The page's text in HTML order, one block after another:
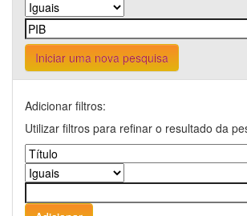
Iniciar uma nova pesquisa
Adicionar filtros:
Utilizar filtros para refinar o resultado da